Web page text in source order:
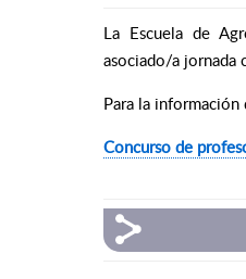
La Escuela de
asociado/a jornada
Para la
Concurso de